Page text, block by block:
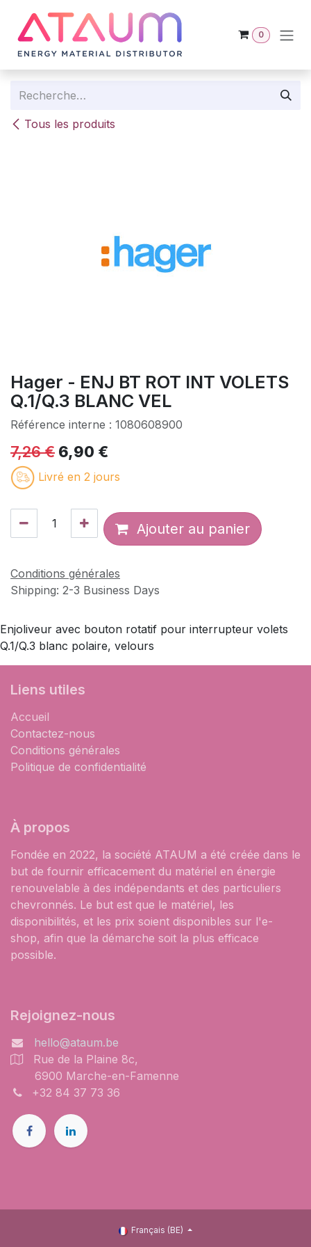
0
Tous les produits
Hager - ENJ BT ROT INT VOLETS
Q.1/Q.3 BLANC VEL
Référence interne : 1080608900
7,26€ 6,90 €
Livré en 2 jours
Ajouter au panier
Conditions générales
Shipping: 2-3 Business Days
Enjoliveur avec bouton rotatif pour interrupteur volets
Q.1/Q.3 blanc polaire, velours
Liens utiles
Accueil
Contactez-nous
Conditions générales
Politique de confidentialité
À propos
Fondée en 2022, la société ATAUM a été créée dans le
but de fournir efficacement du matériel en énergie
renouvelable à des indépendants et des particuliers
chevronnés. Le but est que le matériel, les
disponibilités, et les prix soient disponibles sur l'e-
shop, afin que la démarche soit la plus efficace
possible.
Rejoignez-nous
hello@ataum.be
Rue de la Plaine 8c,
6900 Marche-en-Famenne
+32 84 37 73 36
Français (BE)